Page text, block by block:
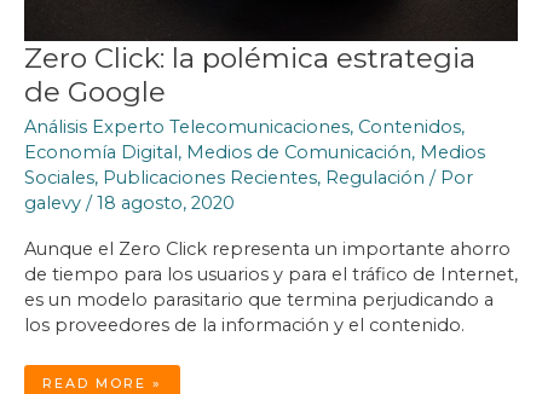
Zero Click: la polémica estrategia
de Google
Análisis Experto Telecomunicaciones, Contenidos,
Economía Digital, Medios de Comunicación, Medios
Sociales, Publicaciones Recientes, Regulación / Por
galevy /18 agosto, 2020
Aunque el Zero Click representa un importante ahorro
de tiempo para los usuarios y para el tráfico de Internet,
es un modelo parasitario que termina perjudicando a
los proveedores de la información y el contenido.
ZERO
READ MORE »